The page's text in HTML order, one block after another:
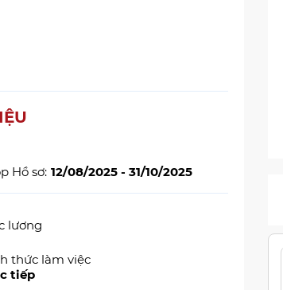
Hồ sơ: 12/08/2025 - 31/10/2025
lương
thức làm việc
tiếp